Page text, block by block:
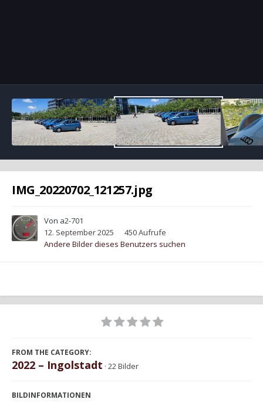
IMG_20220702_121257.jpg
Von a2-701
12. September 2025
450 Aufrufe
Andere Bilder dieses Benutzers suchen
FROM THE CATEGORY:
2022 – Ingolstadt · 22 Bilder
BILDINFORMATIONEN